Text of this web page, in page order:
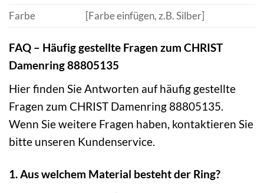
Farbe
[Farbe einfügen, z.B. Silber]
FAQ – Häufig gestellte Fragen zum CHRIST
Damenring 88805135
Hier finden Sie Antworten auf häufig gestellte
Fragen zum CHRIST Damenring 88805135.
Wenn Sie weitere Fragen haben, kontaktieren Sie
bitte unseren Kundenservice.
1. Aus welchem Material besteht der Ring?